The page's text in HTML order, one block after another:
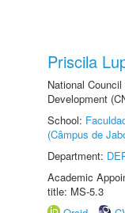
Priscila
National
Development
School:
(Câmpus de
Department:
Academic
title: MS-5.3